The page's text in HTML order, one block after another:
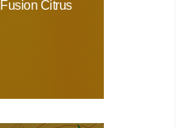
Fusion Сitrus